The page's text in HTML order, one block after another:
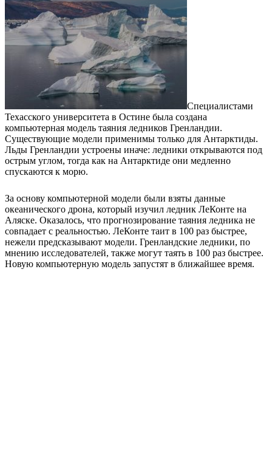
Специалистами
Техасского университета в Остине была создана
компьютерная модель таяния ледников Гренландии.
Существующие модели применимы только для Антарктиды.
Льды Гренландии устроены иначе: ледники открываются под
острым углом, тогда как на Антарктиде они медленно
спускаются к морю.
За основу компьютерной модели были взяты данные
океанического дрона, который изучил ледник ЛеКонте на
Аляске. Оказалось, что прогнозирование таяния ледника не
совпадает с реальностью. ЛеКонте таит в 100 раз быстрее,
нежели предсказывают модели. Гренландские ледники, по
мнению исследователей, также могут таять в 100 раз быстрее.
Новую компьютерную модель запустят в ближайшее время.